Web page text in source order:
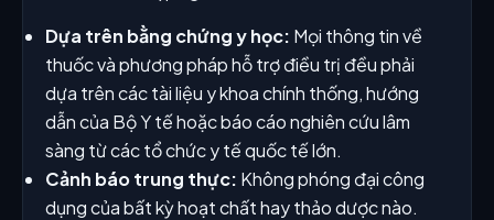
Dựa trên bằng chứng y học: Mọi thông tin về
thuốc và phương pháp hỗ trợ điều trị đều phải
dựa trên các tài liệu y khoa chính thống, hướng
dẫn của Bộ Y tế hoặc báo cáo nghiên cứu lâm
sàng từ các tổ chức y tế quốc tế lớn.
Cảnh báo trung thực: Không phóng đại công
dụng của bất kỳ hoạt chất hay thảo dược nào.